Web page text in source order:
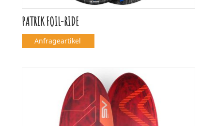
PATRIK FOIL-RIDE
Anfrageartikel